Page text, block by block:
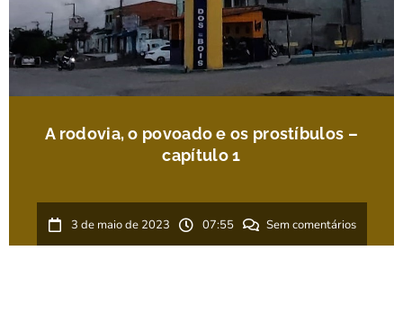
A rodovia, o povoado e os prostíbulos –
capítulo 1
3 de maio de 2023 07:55 Sem comentários